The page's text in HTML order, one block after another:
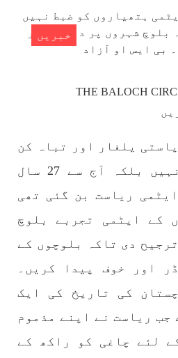
2023
افراد کے معاملہ کو ایک
اور ہماری کوشیش ہے کہ
کی آواز دنیا کے ان
SHARE
مضامین
خبریں
THE BALOCH
یلغار اور تباہ کن
پالیسیوں آج کی نہیں بلکہ آج سے 27 سال
ریاست بن گئی تھی
کے ایٹمی تجربے بلوچ
دی تاکہ بلوچوں کے
اور خوف پیدا کریں۔
کی تاریخ کی ایک
جب ریاست نے اپنے مذموم
لئے چاغی کو راکھ کے